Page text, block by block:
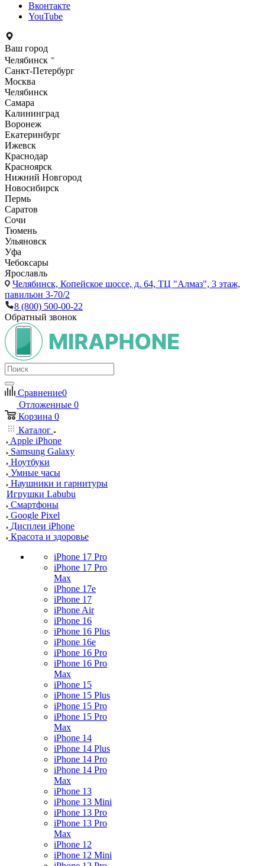
Вконтакте
YouTube
Ваш город
Челябинск
Санкт-Петербург
Москва
Челябинск
Самара
Калининград
Воронеж
Екатеринбург
Ижевск
Краснодар
Красноярск
Нижний Новгород
Новосибирск
Пермь
Саратов
Сочи
Тюмень
Ульяновск
Уфа
Чебоксары
Ярославль
Челябинск, Копейское шоссе, д. 64, ТЦ "Алмаз", 3 этаж,
павильон 3-70/2
8 (800) 500-00-22
Обратный звонок
Сравнение0
Отложенные 0
Корзина 0
Каталог
Apple iPhone
Samsung Galaxy
Ноутбуки
Умные часы
Наушники и гарнитуры
Игрушки Labubu
Смартфоны
Google Pixel
Дисплеи iPhone
Красота и здоровье
iPhone 17 Pro
iPhone 17 Pro
Max
iPhone 17e
iPhone 17
iPhone Air
iPhone 16
iPhone 16 Plus
iPhone 16e
iPhone 16 Pro
iPhone 16 Pro
Max
iPhone 15
iPhone 15 Plus
iPhone 15 Pro
iPhone 15 Pro
Max
iPhone 14
iPhone 14 Plus
iPhone 14 Pro
iPhone 14 Pro
Max
iPhone 13
iPhone 13 Mini
iPhone 13 Pro
iPhone 13 Pro
Max
iPhone 12
iPhone 12 Mini